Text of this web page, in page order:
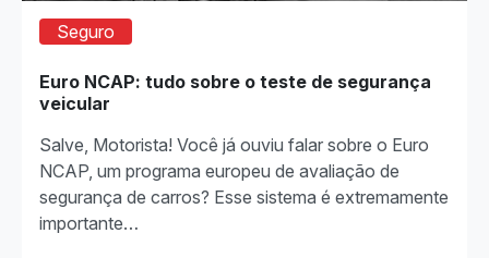
Seguro
Euro NCAP: tudo sobre o teste de segurança
veicular
Salve, Motorista! Você já ouviu falar sobre o Euro
NCAP, um programa europeu de avaliação de
segurança de carros? Esse sistema é extremamente
importante…